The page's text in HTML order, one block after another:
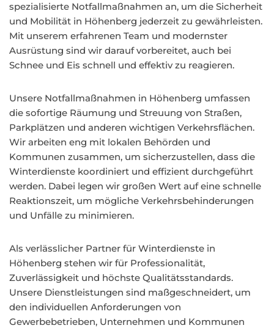
spezialisierte Notfallmaßnahmen an, um die Sicherheit
und Mobilität in Höhenberg jederzeit zu gewährleisten.
Mit unserem erfahrenen Team und modernster
Ausrüstung sind wir darauf vorbereitet, auch bei
Schnee und Eis schnell und effektiv zu reagieren.
Unsere Notfallmaßnahmen in Höhenberg umfassen
die sofortige Räumung und Streuung von Straßen,
Parkplätzen und anderen wichtigen Verkehrsflächen.
Wir arbeiten eng mit lokalen Behörden und
Kommunen zusammen, um sicherzustellen, dass die
Winterdienste koordiniert und effizient durchgeführt
werden. Dabei legen wir großen Wert auf eine schnelle
Reaktionszeit, um mögliche Verkehrsbehinderungen
und Unfälle zu minimieren.
Als verlässlicher Partner für Winterdienste in
Höhenberg stehen wir für Professionalität,
Zuverlässigkeit und höchste Qualitätsstandards.
Unsere Dienstleistungen sind maßgeschneidert, um
den individuellen Anforderungen von
Gewerbebetrieben, Unternehmen und Kommunen